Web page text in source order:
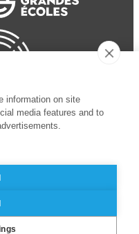
personnelles
information on site
media features and to